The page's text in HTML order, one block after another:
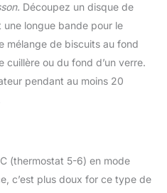
Découpez un disque de
longue bande pour le
mélange de biscuits au fond
cuillère ou du fond d’un verre.
pendant au moins 20
(thermostat 5-6) en mode
c’est plus doux for ce type de